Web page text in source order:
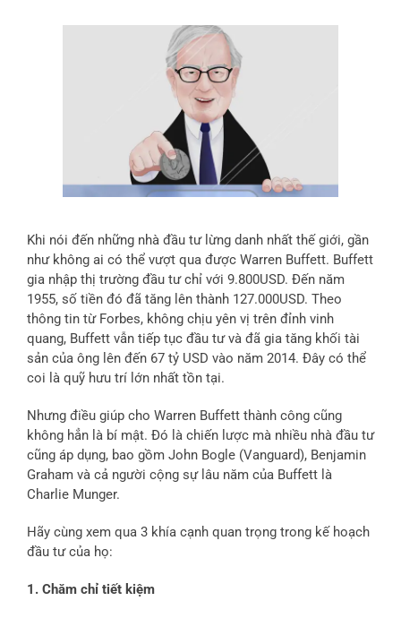
Khi nói đến những nhà đầu tư lừng danh nhất thế giới, gần
như không ai có thể vượt qua được Warren Buffett. Buffett
gia nhập thị trường đầu tư chỉ với 9.800USD. Đến năm
1955, số tiền đó đã tăng lên thành 127.000USD. Theo
thông tin từ Forbes, không chịu yên vị trên đỉnh vinh
quang, Buffett vẫn tiếp tục đầu tư và đã gia tăng khối tài
sản của ông lên đến 67 tỷ USD vào năm 2014. Đây có thể
coi là quỹ hưu trí lớn nhất tồn tại.
Nhưng điều giúp cho Warren Buffett thành công cũng
không hẳn là bí mật. Đó là chiến lược mà nhiều nhà đầu tư
cũng áp dụng, bao gồm John Bogle (Vanguard), Benjamin
Graham và cả người cộng sự lâu năm của Buffett là
Charlie Munger.
Hãy cùng xem qua 3 khía cạnh quan trọng trong kế hoạch
đầu tư của họ:
1. Chăm chỉ tiết kiệm